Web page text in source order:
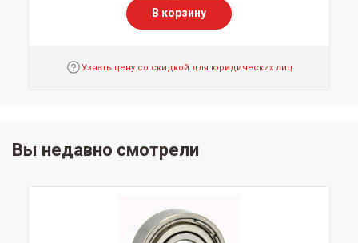
В корзину
Узнать цену со скидкой для юридических лиц
Вы недавно смотрели